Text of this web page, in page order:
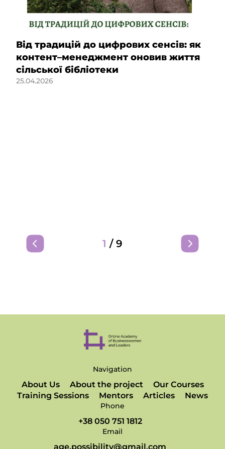
Від традицій до цифрових сенсів: як
контент–менеджмент оновив життя
сільської бібліотеки
25.04.2026
1 / 9
Navigation
About Us About the project
Our Courses
Training Sessions
Mentors Articles News
Phone
+38 050 751 1812
Email
age.possibility@gmail.com